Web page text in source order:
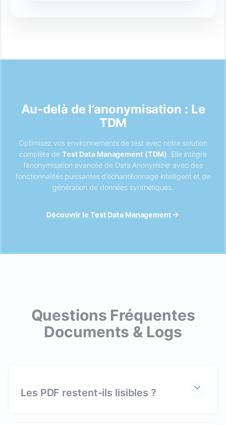
Au-delà de l’anonymisation : Le
TDM
Optimisez vos environnements de test avec notre solution
complète de Test Data Management (TDM) . Elle intègre
l’anonymisation avancée de Data Anonymizer avec des
fonctionnalités puissantes d’échantillonnage intelligent et de
génération de données synthétiques.
Découvrir le Test Data Management
Questions Fréquentes
Documents & Logs
Les PDF restent-ils lisibles ?